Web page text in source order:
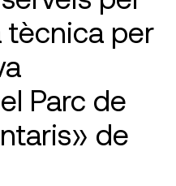
tècnica per
Parc de
de